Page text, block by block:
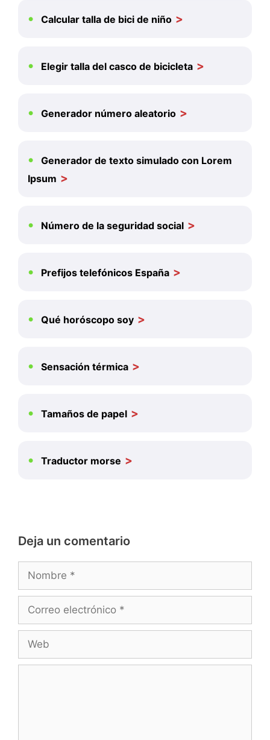
Calcular talla de bici de niño
Elegir talla del casco de bicicleta
Generador número aleatorio
Generador de texto simulado con Lorem
Ipsum
Número de la seguridad social
Prefijos telefónicos España
Qué horóscopo soy
Sensación térmica
Tamaños de papel
Traductor morse
Deja un comentario
electrónico